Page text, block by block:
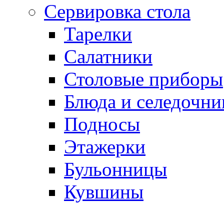
Сервировка стола
Тарелки
Салатники
Столовые приборы
Блюда и
Подносы
Этажерки
Бульонницы
Кувшины